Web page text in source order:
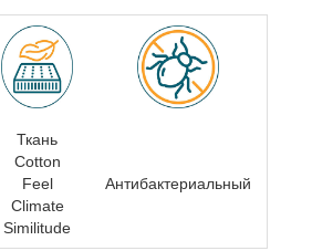
Ткань
Cotton
Feel
Climate
Similitude
Антибактериальный